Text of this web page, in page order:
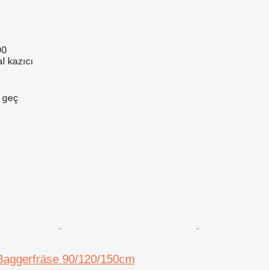
kazıcı
geç
90/120/150cm